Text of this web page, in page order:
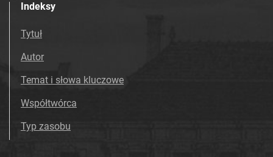
w Tarnowie. 1983, nr 37
Tarnowskie Azoty : tygodnik Zakładów
w Tarnowie. 1983, nr 39
Tarnowskie Azoty : tygodnik
Indeksy
Tytuł
Autor
Temat i słowa kluczowe
Współtwórca
Typ zasobu